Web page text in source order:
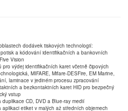
dodávek tiskových technologií:
a kódování identifikačních a bankovních
Vision
pro výdej identifikačních karet včetně čipových
MIFARE, Mifare-DESFire, EM Marine,
laminace v jediném procesu zpracování
a bezkontaktních karet HID pro bezpečný
vstup
CD, DVD a Blue-ray medií
etiket v malých až středních objemech